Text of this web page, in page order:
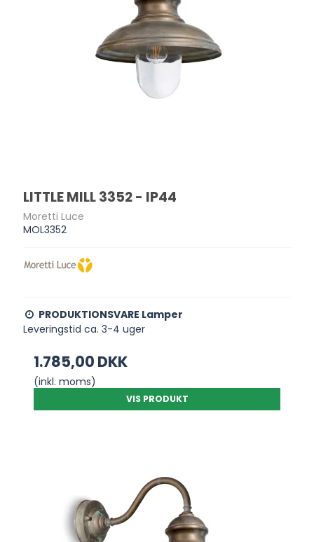
LITTLE MILL 3352 - IP44
Moretti Luce
MOL3352
PRODUKTIONSVARE Lamper
Leveringstid ca. 3-4 uger
1.785,00 DKK
(inkl. moms)
VIS PRODUKT